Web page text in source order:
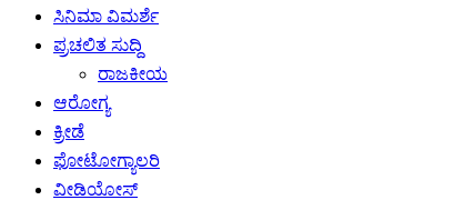
ಸಿನಿಮಾ ವಿಮರ್ಶೆ
ಪ್ರಚಲಿತ ಸುದ್ದಿ
ರಾಜಕೀಯ
ಆರೋಗ್ಯ
ಕ್ರೀಡೆ
ಫೋಟೋಗ್ಯಾಲರಿ
ವೀಡಿಯೋಸ್